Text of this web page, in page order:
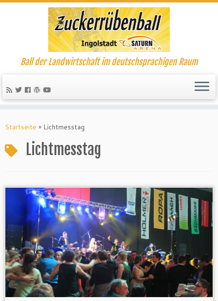
Ball der Landwirtschaft im deutschsprachigen Raum
Startseite » Lichtmesstag
Lichtmesstag